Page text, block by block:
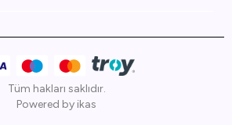
Tüm hakları saklıdır.
Powered by ikas